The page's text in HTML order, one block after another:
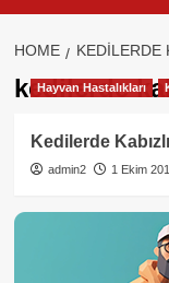
HOME KEDILERDE
kedilerde
Hayvan Hastalıkları
Kedilerde
admin2 1 Ekim